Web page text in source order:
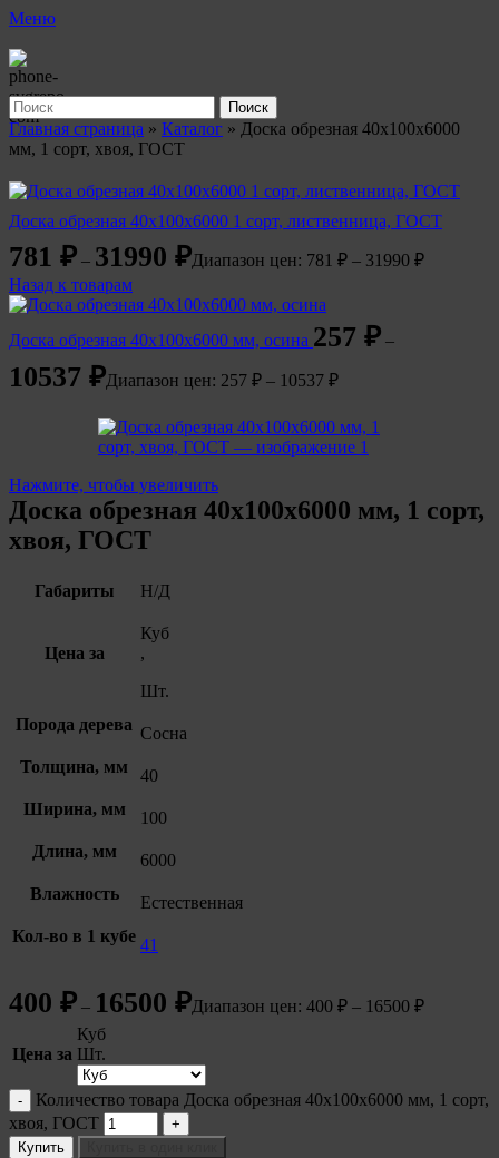
Меню
Поиск
Главная страница » Каталог » Доска обрезная 40х100х6000
мм, 1 сорт, хвоя, ГОСТ
Доска обрезная 40х100х6000 1 сорт, лиственница, ГОСТ
781 ₽ – 31990 ₽Диапазон цен: 781 ₽ – 31990 ₽
Назад к товарам
Доска обрезная 40х100х6000 мм, осина 257 ₽ –
10537 ₽Диапазон цен: 257 ₽ – 10537 ₽
Нажмите, чтобы увеличить
Доска обрезная 40х100х6000 мм, 1 сорт,
хвоя, ГОСТ
Габариты Н/Д
Цена за
Куб
,
Шт.
Порода дерева Сосна
Толщина, мм
40
Ширина, мм
100
Длина, мм
6000
Влажность
Естественная
Кол-во в 1 кубе 41
400 ₽ – 16500 ₽Диапазон цен: 400 ₽ – 16500 ₽
Цена за
Куб
Шт.
Количество товара Доска обрезная 40х100х6000 мм, 1 сорт,
хвоя, ГОСТ
Купить